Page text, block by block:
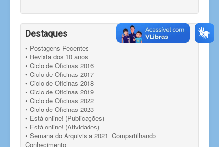
Destaques
• Postagens Recentes
• Revista dos 10 anos
• Ciclo de Oficinas 2016
• Ciclo de Oficinas 2017
• Ciclo de Oficinas 2018
• Ciclo de Oficinas 2019
• Ciclo de Oficinas 2022
• Ciclo de Oficinas 2023
• Está online! (Publicações)
• Está online! (Atividades)
• Semana do Arquivista 2021: Compartilhando
Conhecimento